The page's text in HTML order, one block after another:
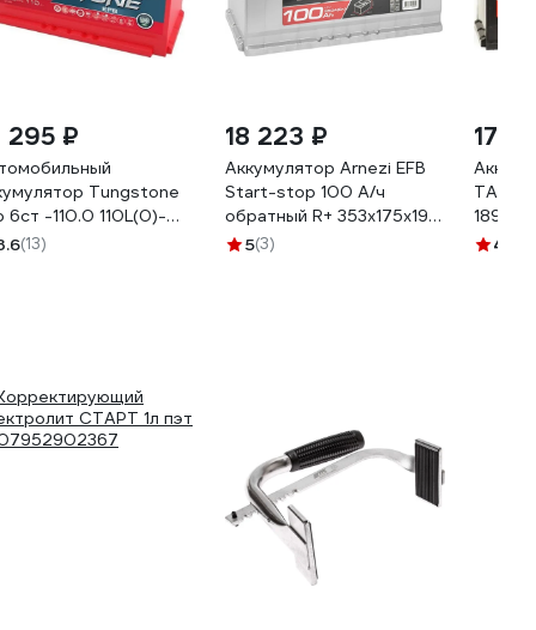
295 ₽
Tungstone
6ст -110.0 110L(0)-
АК-0
(13)
18 223 ₽
Аккумулятор Arnezi EFB
Start-stop 100 А/ч
обратный R+ 353x175x190
L5 EN 850 А E3091000
5(3)
17
TAB
4.8